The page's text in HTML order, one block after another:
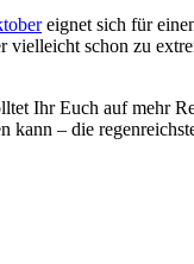
eignet sich für
vielleicht schon zu
Ihr Euch auf mehr
kann – die